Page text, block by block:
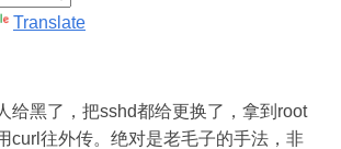
Translate
给黑了，把sshd都给更换了，拿到root
curl往外传。绝对是老毛子的手法，非